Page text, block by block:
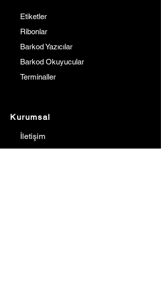
Etiketler
Ribonlar
Barkod Yazıcılar
Barkod Okuyucular
Terminaller
Kurumsal
İletişim